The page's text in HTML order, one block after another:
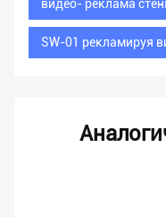
видео- реклама
SW-01 рекламируя